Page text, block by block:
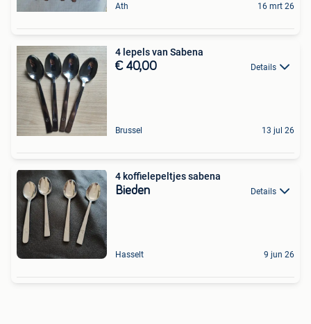
Ath 16 mrt 26
4 lepels van Sabena
€ 40,00 Details
Brussel 13 jul 26
4 koffielepeltjes sabena
Bieden Details
Hasselt 9 jun 26